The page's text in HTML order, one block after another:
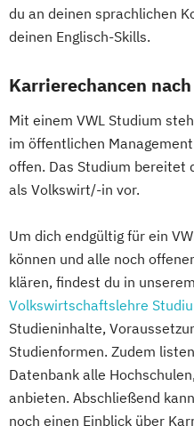
du an deinen sprachlichen
deinen Englisch-Skills.
Karrierechancen
Mit einem VWL Studium
im öffentlichen
offen. Das Studium bereitet
als Volkswirt/-in vor.
Um dich endgültig für ein
können und alle noch
klären, findest du in
Volkswirtschaftslehre
Studieninhalte,
Studienformen. Zudem
Datenbank alle
anbieten. Abschließend
noch einen Einblick über